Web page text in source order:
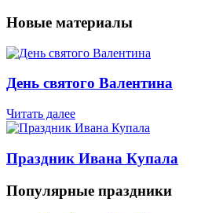
Новые материалы
День святого Валентина
Читать далее
Праздник Ивана Купала
Популярные праздники